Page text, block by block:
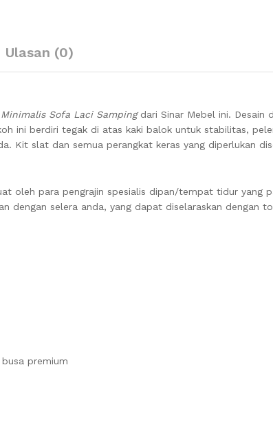
Ulasan (0)
Sofa Laci Sampingdari Sinar Mebel ini. Desain
ini berdiri tegak di atas kaki balok untuk stabilitas,
Kit slat dan semua perangkat keras yang diperlukan
oleh para pengrajin spesialis dipan/tempat tidur yang
dengan selera anda, yang dapat diselaraskan dengan
premium